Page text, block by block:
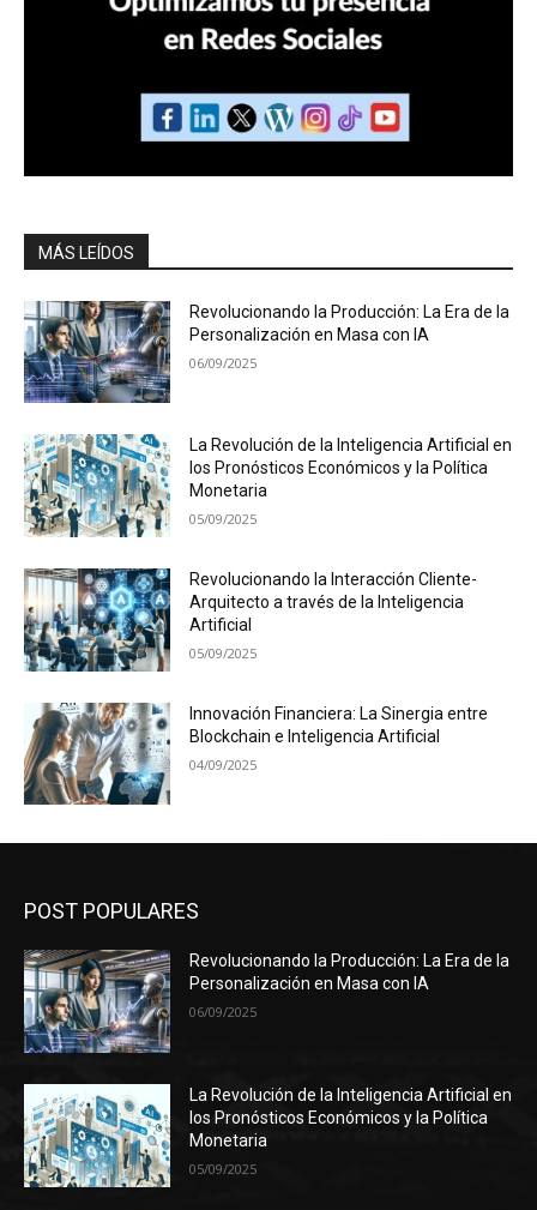
MÁS LEÍDOS
Revolucionando la Producción: La Era de la
Personalización en Masa con IA
06/09/2025
La Revolución de la Inteligencia Artificial en
los Pronósticos Económicos y la Política
Monetaria
05/09/2025
Revolucionando la Interacción Cliente-
Arquitecto a través de la Inteligencia
Artificial
05/09/2025
Innovación Financiera: La Sinergia entre
Blockchain e Inteligencia Artificial
04/09/2025
POST POPULARES
Revolucionando la Producción: La Era de la
Personalización en Masa con IA
06/09/2025
La Revolución de la Inteligencia Artificial en
los Pronósticos Económicos y la Política
Monetaria
05/09/2025